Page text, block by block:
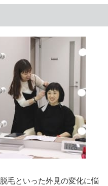
毛といった外見の変化に悩